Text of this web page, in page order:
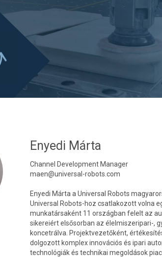
Enyedi Márta
Channel Development Manager
maen@universal-robots.com
Enyedi Márta a Universal Robots
Universal Robots-hoz csatlakozott volna
munkatársaként 11 országban felelt az
sikereiért elsősorban az élelmiszeripari-,
koncetrálva. Projektvezetőként,
dolgozott komplex innovációs és ipari
technológiák és technikai megoldások